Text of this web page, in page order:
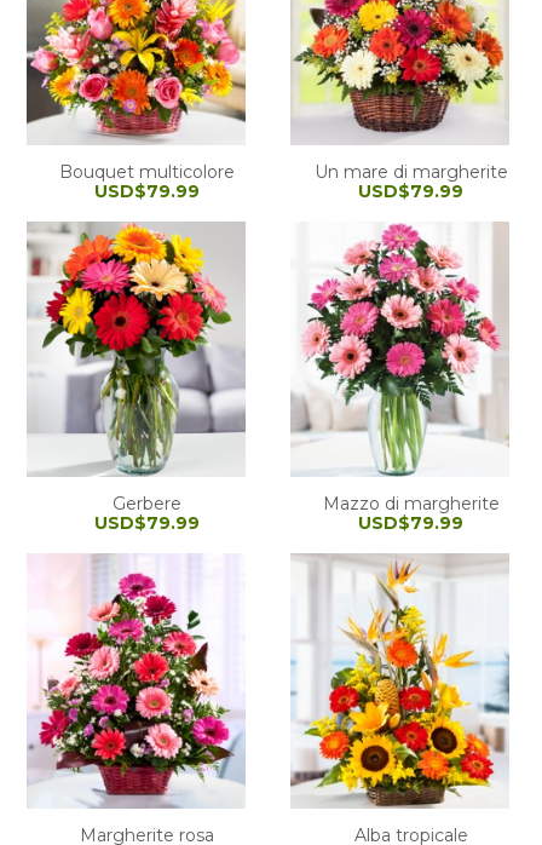
Bouquet multicolore
USD$79.99
Un mare di margherite
USD$79.99
Gerbere
USD$79.99
Mazzo di margherite
USD$79.99
Margherite rosa
Alba tropicale